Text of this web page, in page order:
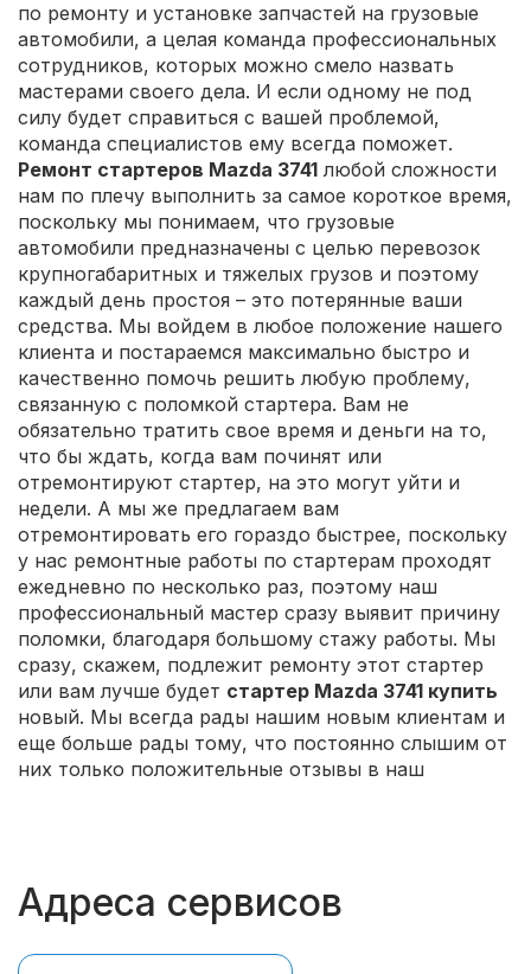
по ремонту и установке запчастей на грузовые
автомобили, а целая команда профессиональных
сотрудников, которых можно смело назвать
мастерами своего дела. И если одному не под
силу будет справиться с вашей проблемой,
команда специалистов ему всегда поможет.
Ремонт стартеров Mazda 3741 любой сложности
нам по плечу выполнить за самое короткое время,
поскольку мы понимаем, что грузовые
автомобили предназначены с целью перевозок
крупногабаритных и тяжелых грузов и поэтому
каждый день простоя – это потерянные ваши
средства. Мы войдем в любое положение нашего
клиента и постараемся максимально быстро и
качественно помочь решить любую проблему,
связанную с поломкой стартера. Вам не
обязательно тратить свое время и деньги на то,
что бы ждать, когда вам починят или
отремонтируют стартер, на это могут уйти и
недели. А мы же предлагаем вам
отремонтировать его гораздо быстрее, поскольку
у нас ремонтные работы по стартерам проходят
ежедневно по несколько раз, поэтому наш
профессиональный мастер сразу выявит причину
поломки, благодаря большому стажу работы. Мы
сразу, скажем, подлежит ремонту этот стартер
или вам лучше будет стартер Mazda 3741 купить
новый. Мы всегда рады нашим новым клиентам и
еще больше рады тому, что постоянно слышим от
них только положительные отзывы в наш
Адреса сервисов